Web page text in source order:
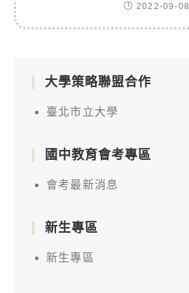
2022-09-08
大學策略聯盟合作
臺北市立大學
國中教育會考專區
會考最新消息
新生專區
新生專區